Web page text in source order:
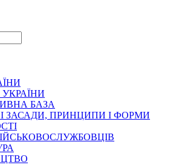
БАЗА
ЗАСАДИ, ПРИНЦИПИ І ФОРМИ